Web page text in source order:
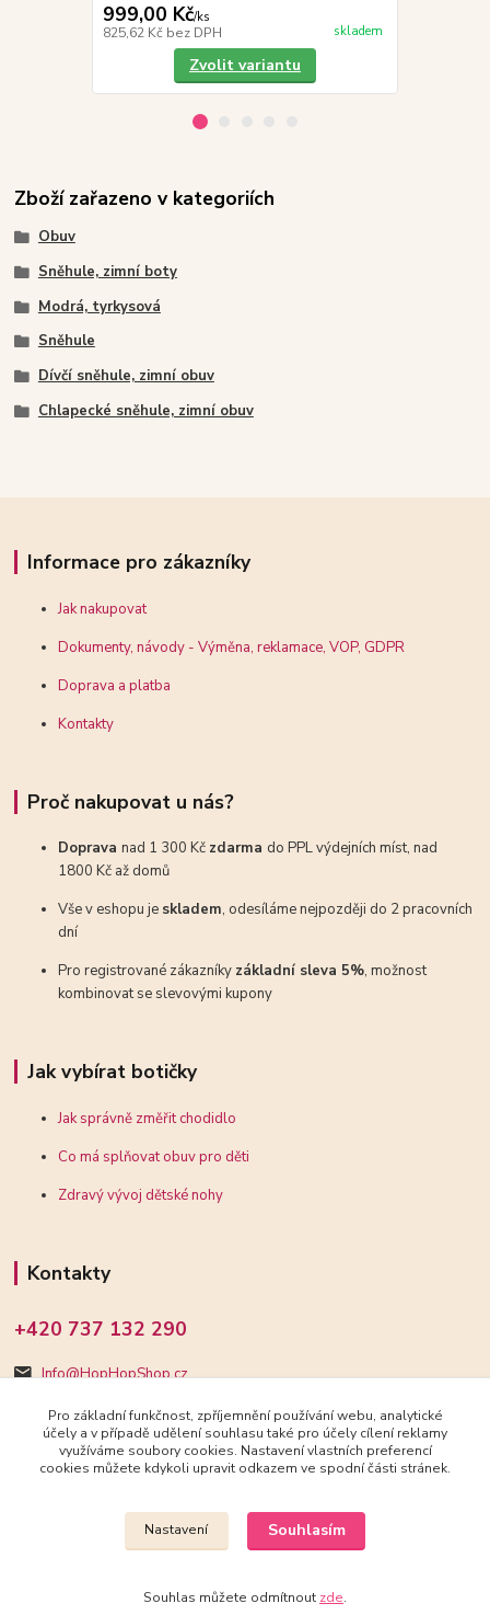
999,00 Kč/ks
825,62 Kč bez DPH skladem
Zvolit variantu
Zboží zařazeno v kategoriích
Obuv
Sněhule, zimní boty
Modrá, tyrkysová
Sněhule
Dívčí sněhule, zimní obuv
Chlapecké sněhule, zimní obuv
Informace pro zákazníky
Jak nakupovat
Dokumenty, návody - Výměna, reklamace, VOP, GDPR
Doprava a platba
Kontakty
Proč nakupovat u nás?
Dopravanad 1 300 Kč zdarma do PPL výdejních míst, nad
1800 Kč až domů
Vše v eshopu je skladem, odesíláme nejpozději do 2 pracovních
dní
Pro registrované zákazníky základní sleva 5%, možnost
kombinovat se slevovými kupony
Jak vybírat botičky
Jak správně změřit chodidlo
Co má splňovat obuv pro děti
Zdravý vývoj dětské nohy
Kontakty
+420 737 132 290
Info@HopHopShop.cz
Upravit sběr cookies.
2018-2025 HopHopShop.cz
Pro základní funkčnost, zpříjemnění používání webu, analytické
účely a v případě udělení souhlasu také pro účely cílení reklamy
využíváme soubory cookies. Nastavení vlastních preferencí
cookies můžete kdykoli upravit odkazem ve spodní části stránek.
Nastavení Souhlasím
Souhlas můžete odmítnout zde.